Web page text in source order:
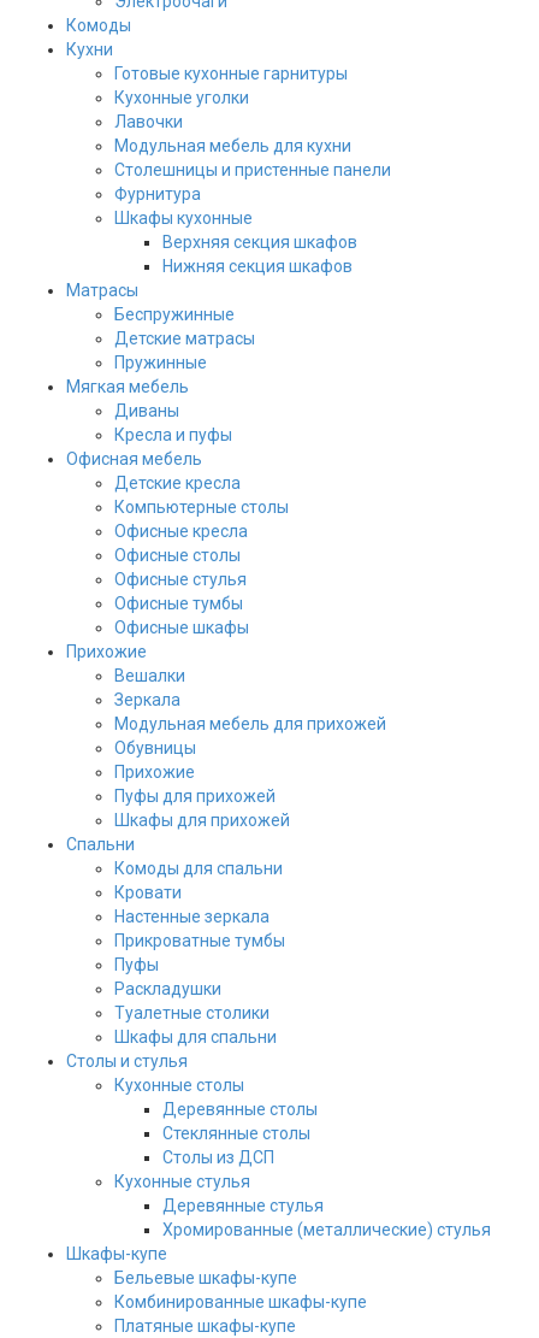
Комоды
Кухни
Готовые кухонные гарнитуры
Кухонные уголки
Лавочки
Модульная мебель для кухни
Столешницы и пристенные панели
Фурнитура
Шкафы кухонные
Верхняя секция шкафов
Нижняя секция шкафов
Матрасы
Беспружинные
Детские матрасы
Пружинные
Мягкая мебель
Диваны
Кресла и пуфы
Офисная мебель
Детские кресла
Компьютерные столы
Офисные кресла
Офисные столы
Офисные стулья
Офисные тумбы
Офисные шкафы
Прихожие
Вешалки
Зеркала
Модульная мебель для прихожей
Обувницы
Прихожие
Пуфы для прихожей
Шкафы для прихожей
Спальни
Комоды для спальни
Кровати
Настенные зеркала
Прикроватные тумбы
Пуфы
Раскладушки
Туалетные столики
Шкафы для спальни
Столы и стулья
Кухонные столы
Деревянные столы
Стеклянные столы
Столы из ДСП
Кухонные стулья
Деревянные стулья
Хромированные (металлические) стулья
Шкафы-купе
Бельевые шкафы-купе
Комбинированные шкафы-купе
Платяные шкафы-купе